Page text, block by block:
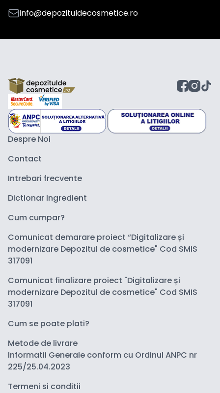
info@depozituldecosmetice.ro
Despre Noi
Contact
Intrebari frecvente
Dictionar Ingredient
Cum cumpar?
Comunicat demarare proiect “Digitalizare și
modernizare Depozitul de cosmetice" Cod SMIS
317091
Comunicat finalizare proiect "Digitalizare și
modernizare Depozitul de cosmetice" Cod SMIS
317091
Cum se poate plati?
Metode de livrare
Informatii Generale conform cu Ordinul ANPC nr
225/25.04.2023
Termeni si conditii